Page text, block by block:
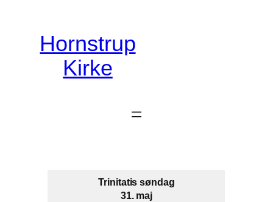
Hornstrup
Kirke
Trinitatis søndag
31. maj